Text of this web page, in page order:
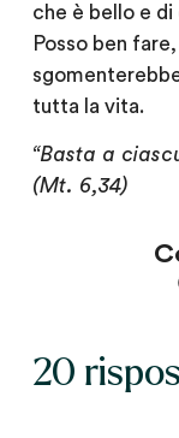
che è bello e
Posso ben
tutta la vita.
“Basta a
(Mt. 6,34)
20